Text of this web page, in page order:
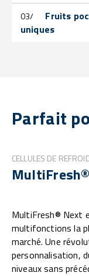
03/
Fruits
uniques
Parfait
CELLULES DE
MultiFresh® Next
multifonctions la
marché. Une
personnalisation,
niveaux sans